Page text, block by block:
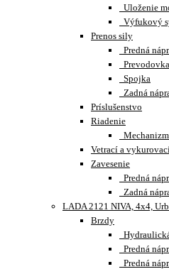
Uloženie
Výfukový
Prenos sily
Predná
Prevodovka
Spojka
Zadná
Príslušenstvo
Riadenie
Vetrací a
Zavesenie
Predná
Zadná
LADA 2121 NIVA, 4x4,
Brzdy
Predná
Predná